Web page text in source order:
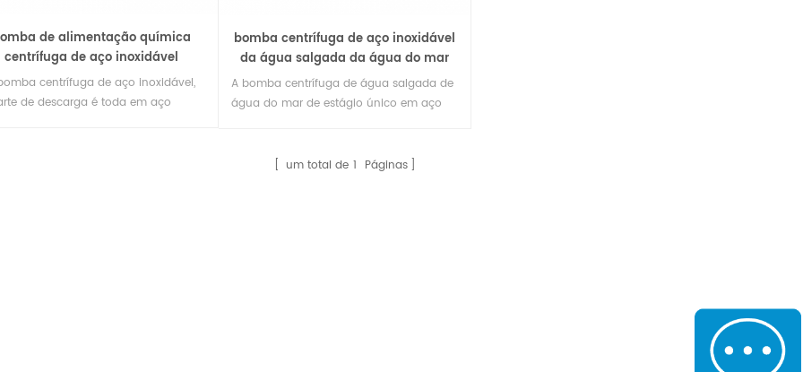
de alimentação química
centrífuga de aço inoxidável
centrífuga de aço inoxidável,
de descarga é toda em aço
bomba centrífuga de aço inoxidável
da água salgada da água do mar
da única fase
A bomba centrífuga de água salgada de
água do mar de estágio único em aço
fase dupla. é uma excelente bomba de
um total de 1 Páginas